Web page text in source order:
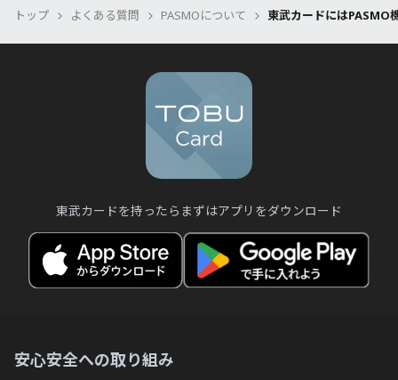
Q.特急券購入時のポイント還元率はどうなり
各施設のポイント率を知りたい。
Apple Pay・Google Pay を使ってもTOBU
POINTは加算されますか？
ようにしたらいいですか？
イ)TMの登録方法と利用方法を教えてくだ
東武カードアプリはどこからダウンロード
Q.東武カードアプリが正常に動作しません。
Q.東武カードアプリが強制終了してしまいま
Q.
完了されません。
Q. Apple Pay・Google Payで支払うにはどの
ようにしたらいいですか？
プレミアムスマートフォン保険適用後、端
末の機種変更を行ったのですが何か手続き
は必要ですか？
東武カードでネットショッピングの決済が
できません。
Q.東武カードが届きました。旧東武カードは
どうしたらいいですか？
ピングができない。
トップ よくある質問 PASMOについて 東武カードにはPASMO
東武カードを持ったらまずはアプリをダウンロード
安心安全への取り組み